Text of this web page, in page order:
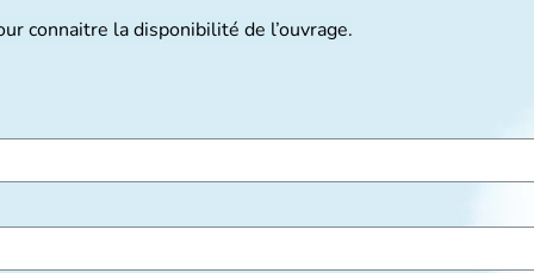
connaitre la disponibilité de l’ouvrage.